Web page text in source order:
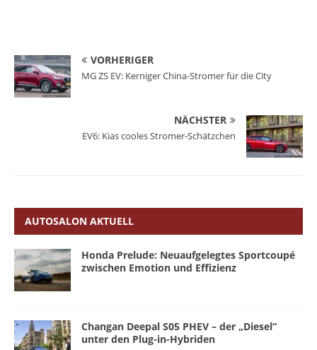
VORHERIGER
MG ZS EV: Kerniger China-Stromer für die City
NÄCHSTER
EV6: Kias cooles Stromer-Schätzchen
AUTOSALON AKTUELL
Honda Prelude: Neuaufgelegtes Sportcoupé
zwischen Emotion und Effizienz
Changan Deepal S05 PHEV – der „Diesel“
unter den Plug-in-Hybriden